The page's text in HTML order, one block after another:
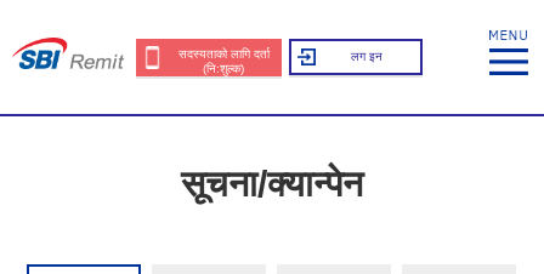
सदस्यताको लागि दर्ता
(नि:शुल्क)
लग इन
सूचना/क्यान्पेन